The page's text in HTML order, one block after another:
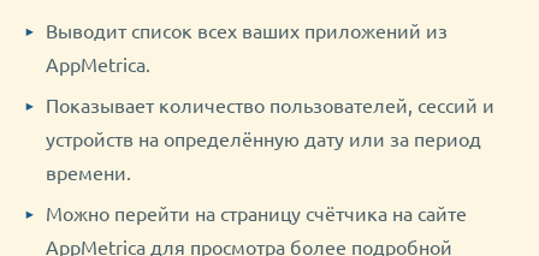
Выводит список всех ваших приложений из
AppMetrica.
Показывает количество пользователей, сессий и
устройств на определённую дату или за период
времени.
Можно перейти на страницу счётчика на сайте
AppMetrica для просмотра более подробной